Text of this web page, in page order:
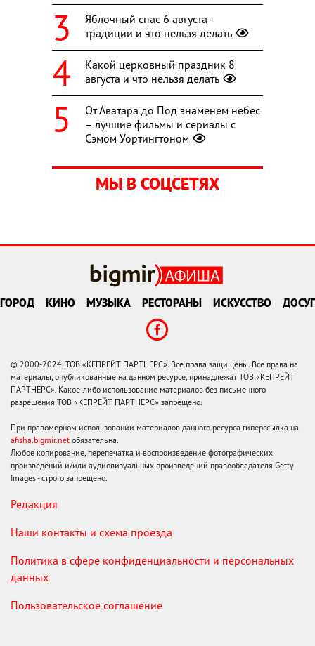
Яблочный спас 6 августа -
традиции и что нельзя делать
Какой церковный праздник 8
августа и что нельзя делать
От Аватара до Под знаменем небес
– лучшие фильмы и сериалы с
Сэмом Уортингтоном
МЫ В СОЦСЕТЯХ
ГОРОД КИНО МУЗЫКА РЕСТОРАНЫ ИСКУССТВО ДОСУГ
© 2000-2024, ТОВ «КЕПРЕЙТ ПАРТНЕРС». Все права защищены. Все права на
материалы, опубликованные на данном ресурсе, принадлежат ТОВ «КЕПРЕЙТ
ПАРТНЕРС». Какое-либо использование материалов без письменного
разрешения ТОВ «КЕПРЕЙТ ПАРТНЕРС» запрещено.
При правомерном использовании материалов данного ресурса гиперссылка на
afisha.bigmir.net обязательна.
Любое копирование, перепечатка и воспроизведение фотографических
произведений и/или аудиовизуальных произведений правообладателя Getty
Images - строго запрещено.
Редакция
Наши контакты и схема проезда
Политика в сфере конфиденциальности и персональных
данных
Пользовательское соглашение